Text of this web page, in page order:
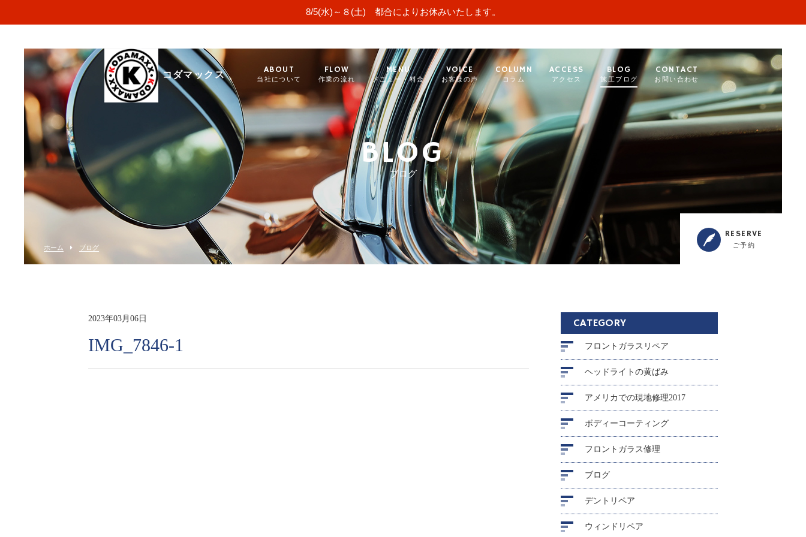
8/5(水)～８(土) 都合によりお休みいたします。
コダマックス
ABOUT
当社について
FLOW
作業の流れ
MENU
メニュー・料金
VOICE
お客様の声
COLUMN
コラム
ACCESS
アクセス
BLOG
施工ブログ
CONTACT
お問い合わせ
BLOG
ブログ
ホーム ブログ
RESERVE
ご予約
2023年03月06日
IMG_7846-1
CATEGORY
フロントガラスリペア
ヘッドライトの黄ばみ
アメリカでの現地修理2017
ボディーコーティング
フロントガラス修理
ブログ
デントリペア
ウィンドリペア